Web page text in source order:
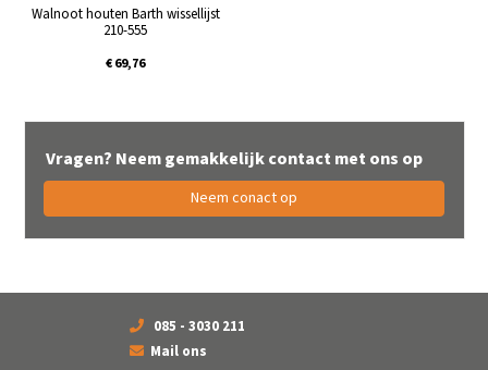
Walnoot houten Barth wissellijst
210-555
€ 69,76
Vragen? Neem gemakkelijk contact met ons op
Neem conact op
085 - 3030 211
Mail ons